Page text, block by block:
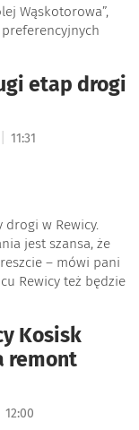
Wąskotorowa”,
etap drogi
11:31
w Rewicy.
jest szansa, że
– mówi pani
Rewicy też będzie
Kosisk
remont
12:00